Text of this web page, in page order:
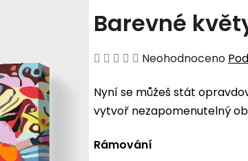
Barevné
Průměrné
produktu
je
z
Neohodnoceno
Nyní se můžeš stát
vytvoř nezapomenutelný
Rámování